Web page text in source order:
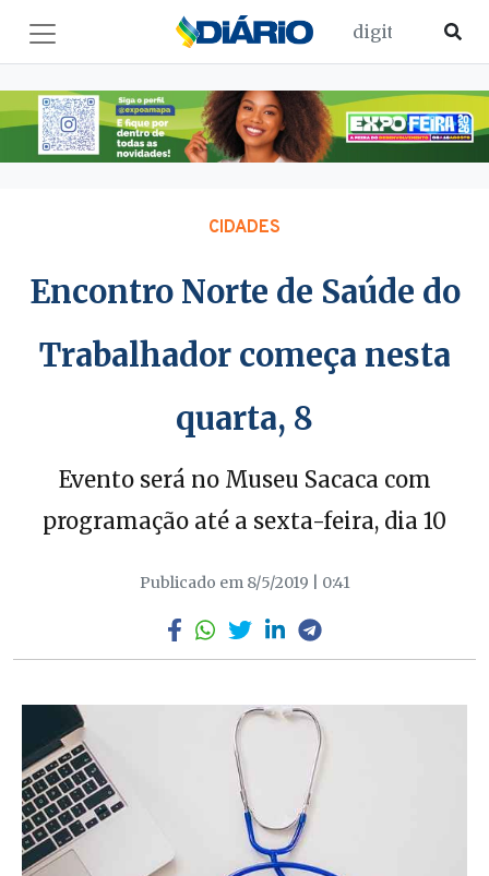
CIDADES
Encontro Norte de Saúde do
Trabalhador começa nesta
quarta, 8
Evento será no Museu Sacaca com
programação até a sexta-feira, dia 10
Publicado em 8/5/2019 | 0:41